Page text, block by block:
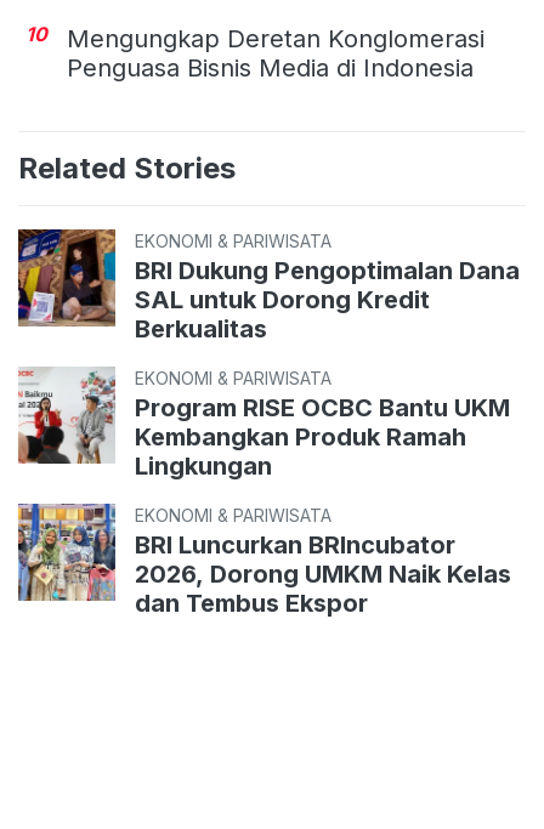
10
Mengungkap Deretan Konglomerasi
Penguasa Bisnis Media di Indonesia
Related Stories
EKONOMI & PARIWISATA
BRI Dukung Pengoptimalan Dana
SAL untuk Dorong Kredit
Berkualitas
EKONOMI & PARIWISATA
Program RISE OCBC Bantu UKM
Kembangkan Produk Ramah
Lingkungan
EKONOMI & PARIWISATA
BRI Luncurkan BRIncubator
2026, Dorong UMKM Naik Kelas
dan Tembus Ekspor